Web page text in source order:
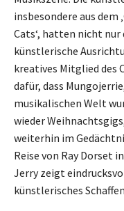
insbesondere aus dem
Cats‘, hatten nicht nur
künstlerische
kreatives Mitglied des
dafür, dass
musikalischen Welt
wieder
weiterhin im
Reise von Ray Dorset
Jerry zeigt
künstlerisches